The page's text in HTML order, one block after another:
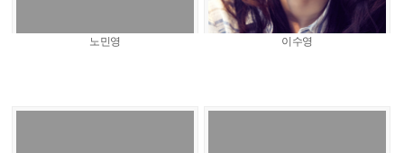
노민영 이수영